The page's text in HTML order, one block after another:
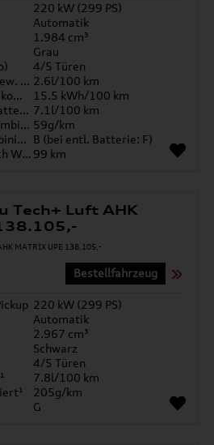
220 kW (299 PS)
Automatik
1.984 cm³
Grau
4/5 Türen
Kraftstoffverbrauch gew. kombiniert 2.6l/100 km
Stromverbrauch gew. kombiniert
15.5 kWh/100 km
Kraftst. komb. entl. Batterie 7.1l/100 km
CO2-Emission gew. kombiniert 59g/km
CO2-Klasse gew. kombiniert B (bei entl. Batterie: F)
Elektr. Reichweite nach WLTP* 99 km
Tech+ Luft AHK
Bestellfahrzeug
220 kW (299 PS)
Automatik
2.967 cm³
Schwarz
4/5 Türen
7.8l/100 km
205g/km
G